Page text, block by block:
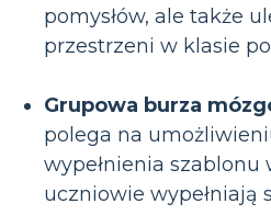
pomysłów, ale także
przestrzeni w klasie
Grupowa burza
polega na
wypełnienia szablonu
uczniowie wypełniają